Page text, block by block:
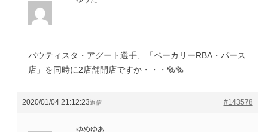
バウティスタ・アグート選手、「ベーカリーRBA・パース
店」を同時に2店舗開店ですか・・・🥯🥯
2020/01/04 21:12:23 #143578
返信
ゆめゆあ